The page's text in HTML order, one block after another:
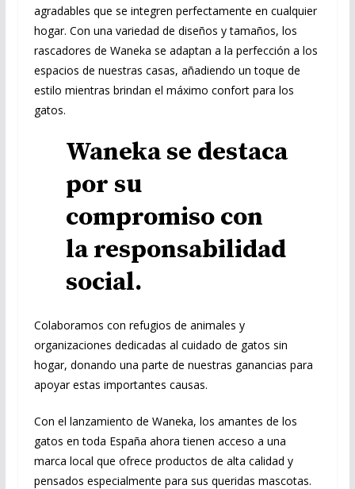
agradables que se integren perfectamente en cualquier
hogar. Con una variedad de diseños y tamaños, los
rascadores de Waneka se adaptan a la perfección a los
espacios de nuestras casas, añadiendo un toque de
estilo mientras brindan el máximo confort para los
gatos.
Waneka se destaca
por su
compromiso con
la responsabilidad
social.
Colaboramos con refugios de animales y
organizaciones dedicadas al cuidado de gatos sin
hogar, donando una parte de nuestras ganancias para
apoyar estas importantes causas.
Con el lanzamiento de Waneka, los amantes de los
gatos en toda España ahora tienen acceso a una
marca local que ofrece productos de alta calidad y
pensados especialmente para sus queridas mascotas.